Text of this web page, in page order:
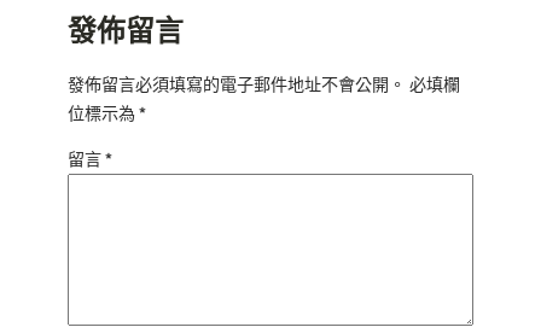
發佈留言
發佈留言必須填寫的電子郵件地址不會公開。 必填欄
位標示為*
留言*